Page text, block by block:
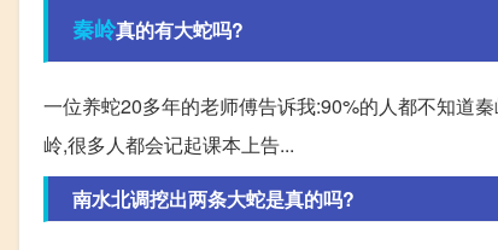
秦岭真的有大蛇吗?
一位养蛇20多年的老师傅告诉我:90%的人都不知道
岭,很多人都会记起课本上告...
南水北调挖出两条大蛇是真的吗?